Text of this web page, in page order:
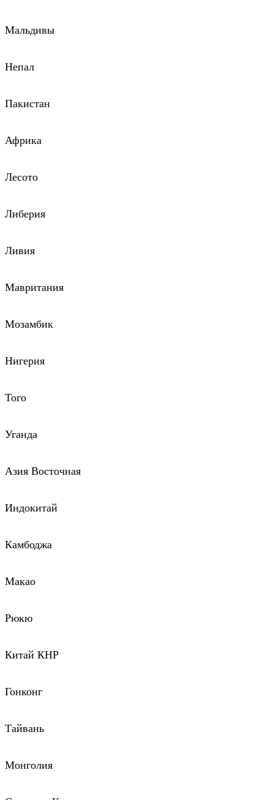
Мальдивы
Непал
Пакистан
Африка
Лесото
Либерия
Ливия
Мавритания
Мозамбик
Нигерия
Того
Уганда
Азия Восточная
Индокитай
Камбоджа
Макао
Рюкю
Китай КНР
Гонконг
Тайвань
Монголия